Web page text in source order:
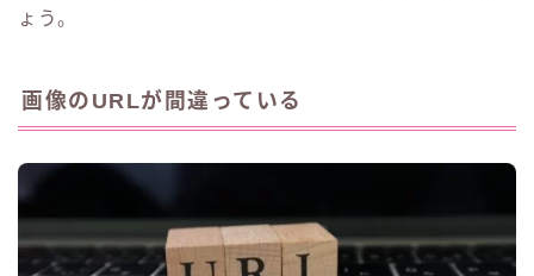
ょう。
画像のURLが間違っている